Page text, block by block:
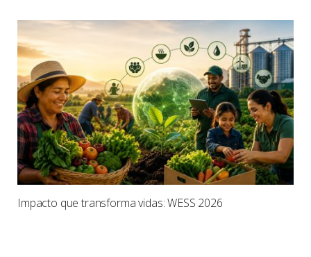
Impacto que transforma vidas: WESS 2026